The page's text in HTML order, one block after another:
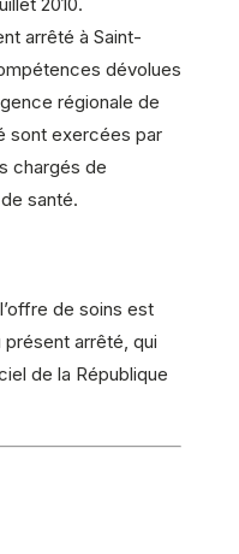
arrêté à Saint-
dévolues
régionale de
sont exercées par
chargés de
santé.
de soins est
présent arrêté, qui
de la République